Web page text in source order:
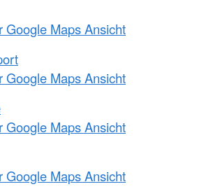
Google Maps Ansicht
Google Maps Ansicht
Google Maps Ansicht
Google Maps Ansicht